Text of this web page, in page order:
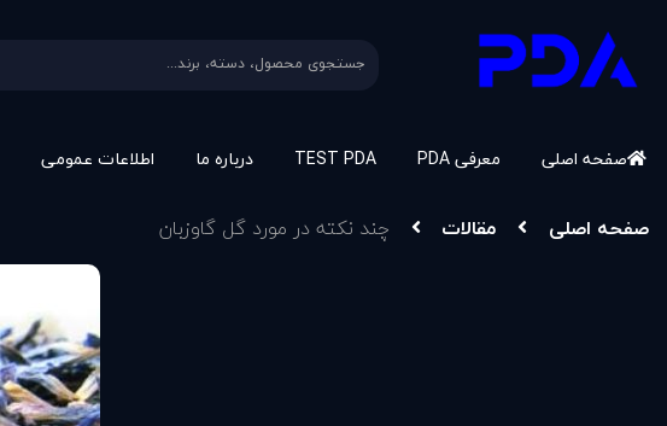
صفحه اصلی معرفی PDA TEST PDA درباره ما اطلاعات عمومی
صفحه اصلی مقالات چند نکته در مورد گل گاوزبان